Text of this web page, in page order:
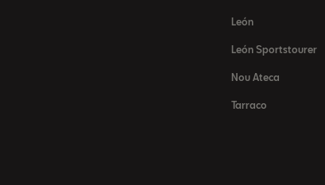
León
León Sportstourer
Nou Ateca
Tarraco